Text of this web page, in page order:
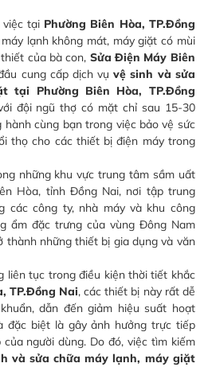
tại Phường Biên Hòa, TP.Đồng
lạnh không mát, máy giặt có mùi
của bà con, Sửa Điện Máy Biên
cung cấp dịch vụvệ sinh và sửa
tại Phường Biên Hòa, TP.Đồng
đội ngũ thợ có mặt chỉ sau 15-30
cùng bạn trong việc bảo vệ sức
thọ cho các thiết bị điện máy trong
những khu vực trung tâm sầm uất
Hòa, tỉnh Đồng Nai, nơi tập trung
các công ty, nhà máy và khu công
ẩm đặc trưng của vùng Đông Nam
thành những thiết bị gia dụng và văn
liên tục trong điều kiện thời tiết khắc
TP.Đồng Nai, các thiết bị này rất dễ
dẫn đến giảm hiệu suất hoạt
đặc biệt là gây ảnh hưởng trực tiếp
người dùng. Do đó, việc tìm kiếm
và sửa chữa máy lạnh, máy giặt